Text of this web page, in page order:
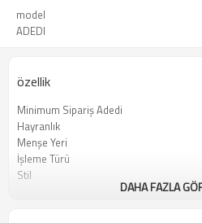
model
ADEDI
özellik
Minimum Sipariş Adedi
Hayranlık
Menşe Yeri
İşleme Türü
Stil
DAHA FAZLA